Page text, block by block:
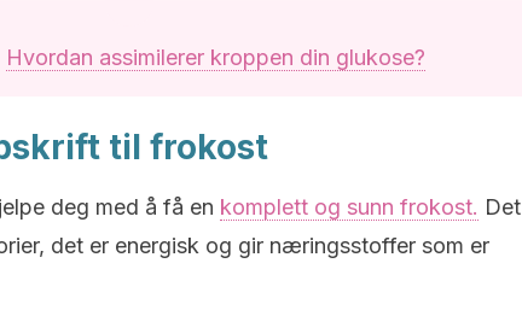
Hvordan assimilerer kroppen din glukose?
til frokost
deg med å få en komplett og sunn frokost. Det
det er energisk og gir næringsstoffer som er